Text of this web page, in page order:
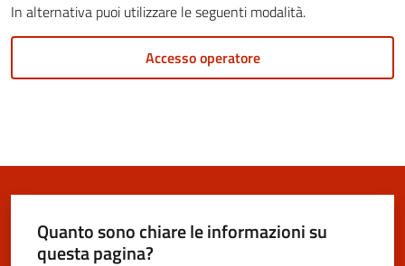
Tutti
In alternativa puoi utilizzare le seguenti modalità.
Accesso operatore
Quanto sono chiare le informazioni su
questa pagina?